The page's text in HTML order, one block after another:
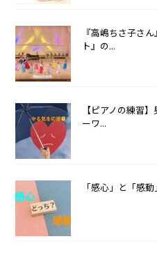
『高嶋ちさ子さ
ト』の...
【ピアノの練習
ーワ...
「感心」と「感